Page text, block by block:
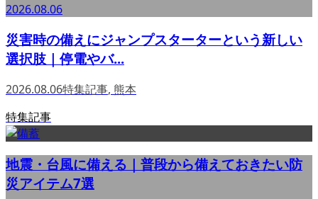
2026.08.06
災害時の備えにジャンプスターターという新しい
選択肢｜停電やバ...
2026.08.06特集記事, 熊本
特集記事
地震・台風に備える｜普段から備えておきたい防
災アイテム7選